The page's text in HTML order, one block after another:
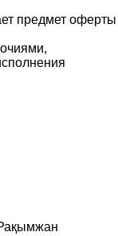
предмет оферты